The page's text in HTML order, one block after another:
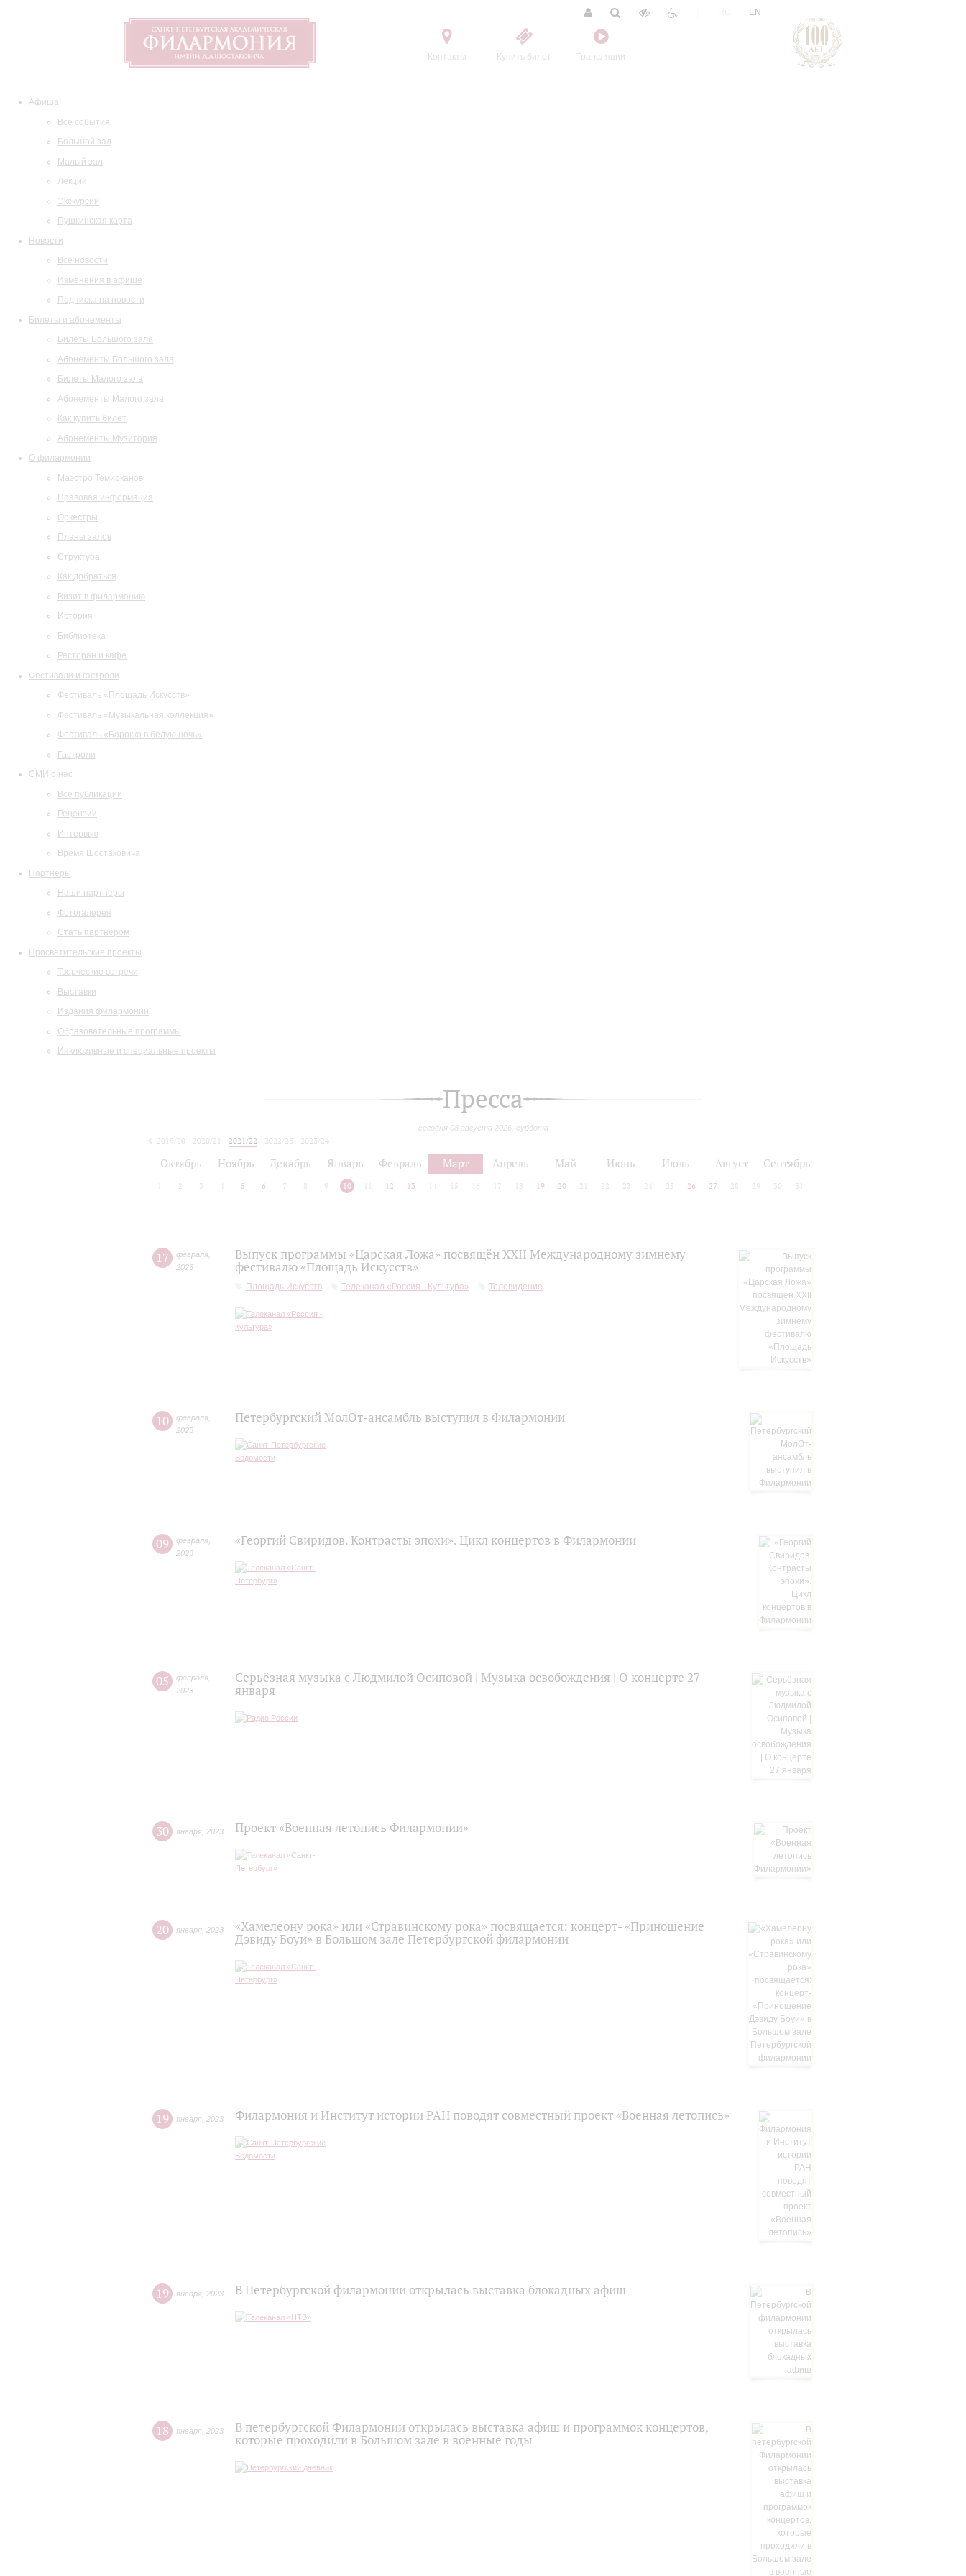
Контакты Купить билет Трансляции
EN
Афиша
Все события
Большой зал
Малый зал
Лекции
Экскурсии
Пушкинская карта
Новости
Все новости
Изменения в афише
Подписка на новости
Билеты и абонементы
Билеты Большого зала
Абонементы Большого зала
Билеты Малого зала
Абонементы Малого зала
Как купить билет
Абонементы Музитория
О филармонии
Маэстро Темирканов
Правовая информация
Оркестры
Планы залов
Структура
Как добраться
Визит в филармонию
История
Библиотека
Ресторан и кафе
Фестивали и гастроли
Фестиваль «Площадь Искусств»
Фестиваль «Музыкальная коллекция»
Фестиваль «Барокко в белую ночь»
Гастроли
СМИ о нас
Все публикации
Рецензии
Интервью
Время Шостаковича
Партнеры
Наши партнеры
Фотогалерея
Стать партнером
Просветительские проекты
Творческие встречи
Выставки
Издания филармонии
Образовательные программы
Инклюзивные и специальные проекты
Пресса
сегодня 08 августа 2026, суббота
2019/20 2020/21 2021/22 2022/23
2023/24
Октябрь Ноябрь Декабрь Январь Февраль Март Апрель Май Июнь Июль Август Сентябрь
2 3 4 5 6 7 8 9 10 12 13 14 15 16 17 18 19 20 21 22 23 24 25 26 27 28 29 30 31
17 февраля
2023
Выпуск программы «Царская Ложа» посвящён ХXII Международному зимнему
фестивалю «Площадь Искусств»
Площадь Искусств Телеканал «Россия - Культура» Телевидение
10 февраля
2023
Петербургский МолОт-ансамбль выступил в Филармонии
09 февраля
2023
«Георгий Свиридов. Контрасты эпохи». Цикл концертов в Филармонии
05 февраля
2023
Серьёзная музыка с Людмилой Осиповой | Музыка освобождения | О концерте 27
января
30 января 2023 Проект «Военная летопись Филармонии»
20 января 2023
«Хамелеону рока» или «Стравинскому рока» посвящается: концерт- «Приношение
Дэвиду Боуи» в Большом зале Петербургской филармонии
19 января 2023 Филармония и Институт истории РАН поводят совместный проект «Военная летопись»
19 января 2023 В Петербургской филармонии открылась выставка блокадных афиш
18 января 2023
В петербургской Филармонии открылась выставка афиш и программок концертов,
которые проходили в Большом зале в военные годы